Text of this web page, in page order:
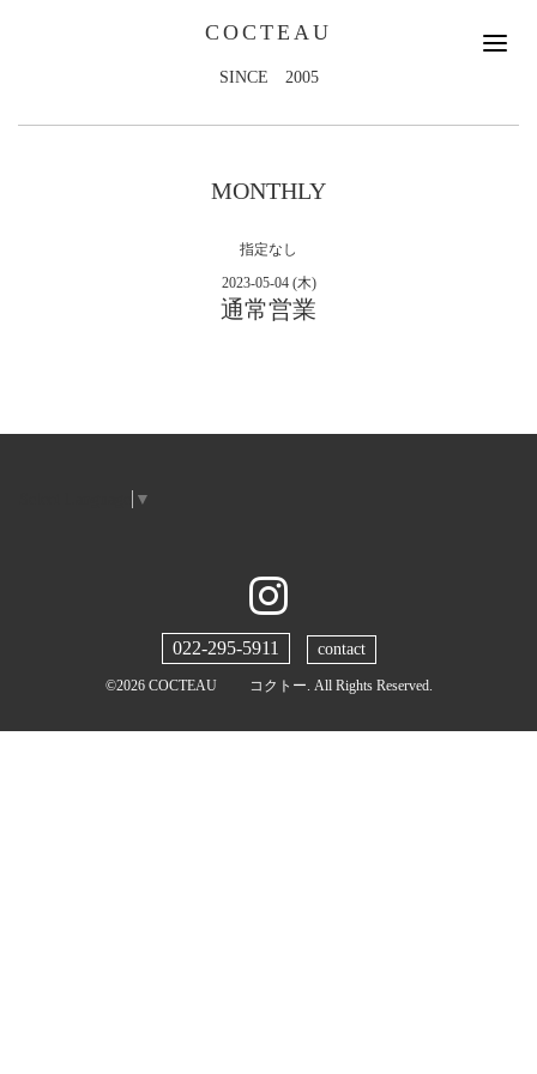
COCTEAU
SINCE 2005
MONTHLY
指定なし
2023-05-04 (木)
通常営業
▼
022-295-5911 contact
©2026 COCTEAU コクトー. All Rights Reserved.